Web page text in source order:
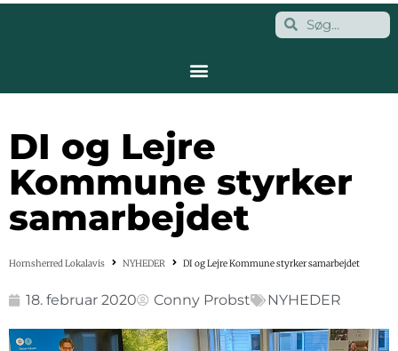
DI og Lejre
Kommune styrker
samarbejdet
Hornsherred Lokalavis NYHEDER DI og Lejre Kommune styrker samarbejdet
18. februar 2020 Conny Probst NYHEDER